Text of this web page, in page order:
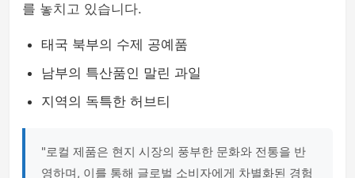
를 놓치고 있습니다.
태국 북부의 수제 공예품
남부의 특산품인 말린 과일
지역의 독특한 허브티
"로컬 제품은 현지 시장의 풍부한 문화와 전통을 반
영하며, 이를 통해 글로벌 소비자에게 차별화된 경험